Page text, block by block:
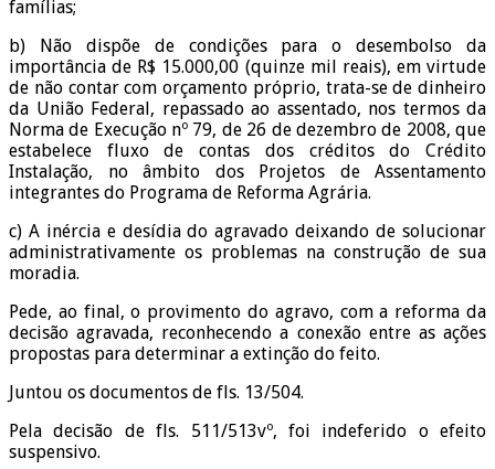
famílias;
b) Não dispõe de condições para o desembolso da
importância de R$ 15.000,00 (quinze mil reais), em virtude
de não contar com orçamento próprio, trata-se de dinheiro
da União Federal, repassado ao assentado, nos termos da
Norma de Execução nº 79, de 26 de dezembro de 2008, que
estabelece fluxo de contas dos créditos do Crédito
Instalação, no âmbito dos Projetos de Assentamento
integrantes do Programa de Reforma Agrária.
c) A inércia e desídia do agravado deixando de solucionar
administrativamente os problemas na construção de sua
moradia.
Pede, ao final, o provimento do agravo, com a reforma da
decisão agravada, reconhecendo a conexão entre as ações
propostas para determinar a extinção do feito.
Juntou os documentos de fls. 13/504.
Pela decisão de fls. 511/513vº, foi indeferido o efeito
suspensivo.